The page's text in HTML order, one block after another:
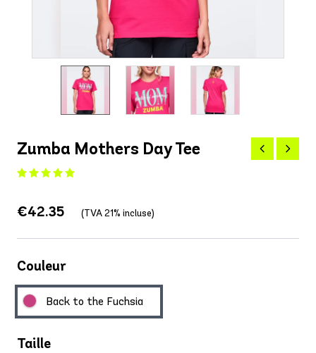
Zumba Mothers Day Tee
€42.35 (TVA 21% incluse)
Couleur
Back to the Fuchsia
Taille